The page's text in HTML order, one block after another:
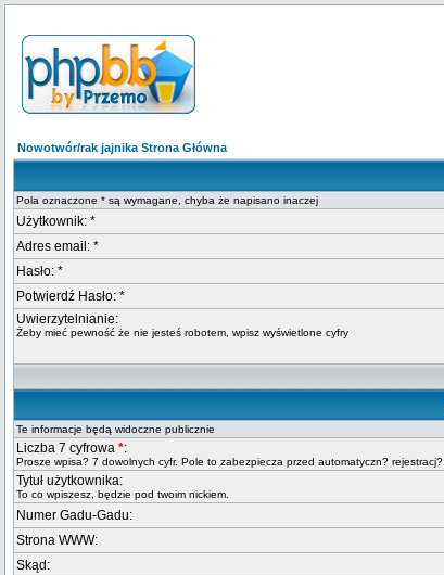
Nowotwór/rak jajnika Strona Główna
Pola oznaczone * są wymagane, chyba że napisano inaczej
Użytkownik: *
Adres email: *
Hasło: *
Potwierdź Hasło: *
Uwierzytelnianie:
Żeby mieć pewność że nie jesteś robotem, wpisz wyświetlone cyfry
Te informacje będą widoczne publicznie
Liczba 7 cyfrowa *:
Prosze wpisa? 7 dowolnych cyfr. Pole to zabezpiecza przed automatyczn? rejestracj?.
Tytuł użytkownika:
To co wpiszesz, będzie pod twoim nickiem.
Numer Gadu-Gadu:
Strona WWW:
Skąd: